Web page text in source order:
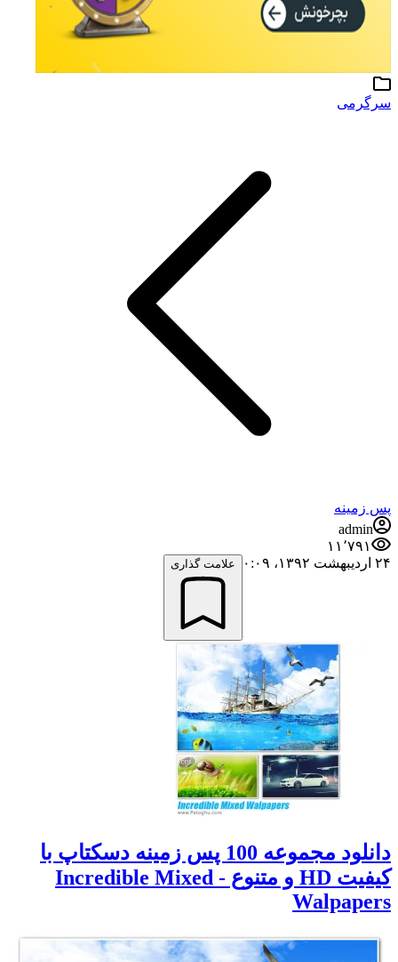
سرگرمی
پس زمینه
admin
۱۱٬۷۹۱
۲۴ اردیبهشت ۱۳۹۲،‏ ۰:۰۹
علامت گذاری
دانلود مجموعه 100 پس زمینه دسکتاپ با
کیفیت HD و متنوع - Incredible Mixed
Walpapers